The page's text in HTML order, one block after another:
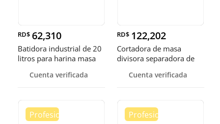
RD$ 62,310
Batidora industrial de 20
litros para harina masa
Cuenta verificada
RD$ 122,202
Cortadora de masa
divisora separadora de
Cuenta verificada